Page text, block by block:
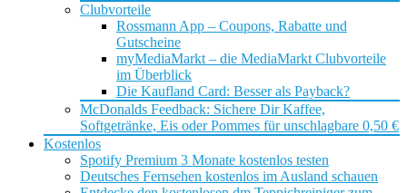
Clubvorteile
Rossmann App – Coupons, Rabatte und
Gutscheine
myMediaMarkt – die MediaMarkt Clubvorteile
im Überblick
Die Kaufland Card: Besser als Payback?
McDonalds Feedback: Sichere Dir Kaffee,
Softgetränke, Eis oder Pommes für unschlagbare 0,50 €
Kostenlos
Spotify Premium 3 Monate kostenlos testen
Deutsches Fernsehen kostenlos im Ausland schauen